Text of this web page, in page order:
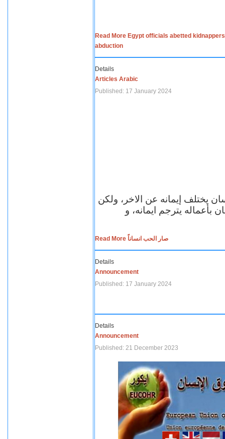
Read More Egypt officials abetted
abduction
Details
Articles Arabic
Published: 17 January 2024
يختلف إيمانه عن الاخر، ولكن
بأعماله يترجم ايمانه، و
Read More صار الحب انساناً
Details
Announcement
Published: 17 January 2024
Details
Announcement
Published: 21 December 2023